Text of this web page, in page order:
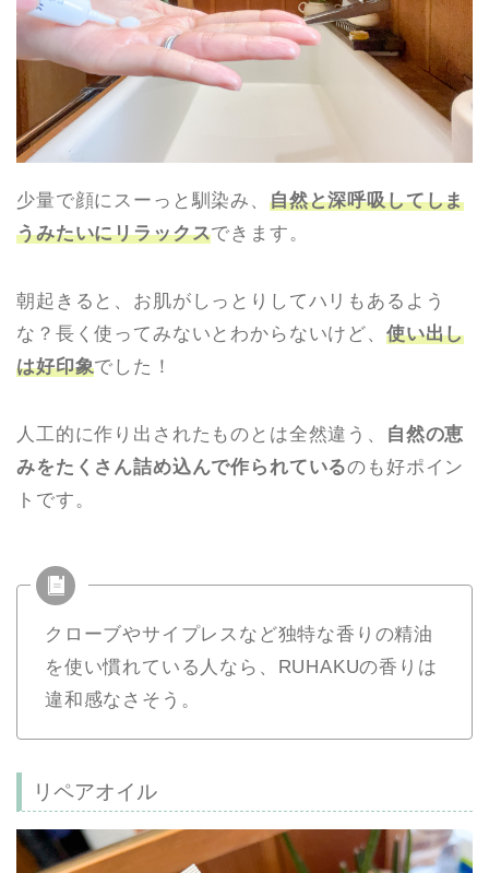
少量で顔にスーっと馴染み、 自然と深呼吸してしま
うみたいにリラックスできます。
朝起きると、お肌がしっとりしてハリもあるよう
な？長く使ってみないとわからないけど、 使い出し
は好印象でした！
人工的に作り出されたものとは全然違う、
自然の恵
みをたくさん詰め込んで作られているのも好ポイン
トです。
クローブやサイプレスなど独特な香りの精油
を使い慣れている人なら、RUHAKUの香りは
違和感なさそう。
リペアオイル